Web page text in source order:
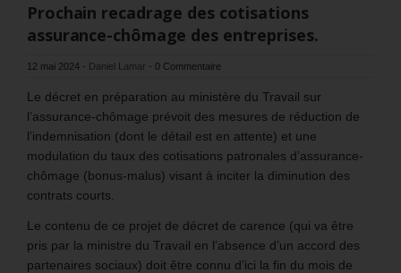
Prochain recadrage des cotisations
assurance-chômage des entreprises.
12 mai 2024 - Daniel Lamar - 0 Commentaire
Le décret en préparation au ministère du Travail sur
l’assurance-chômage prévoit des mesures de réduction de
l’indemnisation (dont le détail est en attente) et une
modulation du taux des cotisations patronales d’assurance-
chômage (bonus-malus) visant à inciter la diminution des
contrats courts.
Le contenu de ce projet de décret de carence (qui va être
pris par la ministre du Travail en l’absence d’un accord des
partenaires sociaux) doit être connu d’ici la fin du mois de